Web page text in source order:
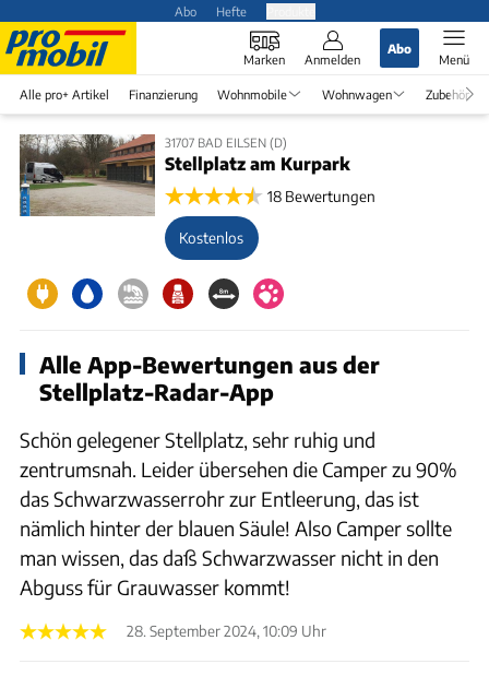
Abo Hefte
Marken Anmelden
Abo
Menü
Alle pro+ Artikel Finanzierung Wohnmobile Wohnwagen Zubehör
31707 BAD EILSEN (D)
Stellplatz am Kurpark
18 Bewertungen
Kostenlos
Alle App-Bewertungen aus der
Stellplatz-Radar-App
Schön gelegener Stellplatz, sehr ruhig und
zentrumsnah. Leider übersehen die Camper zu 90%
das Schwarzwasserrohr zur Entleerung, das ist
nämlich hinter der blauen Säule! Also Camper sollte
man wissen, das daß Schwarzwasser nicht in den
Abguss für Grauwasser kommt!
28. September 2024, 10:09 Uhr